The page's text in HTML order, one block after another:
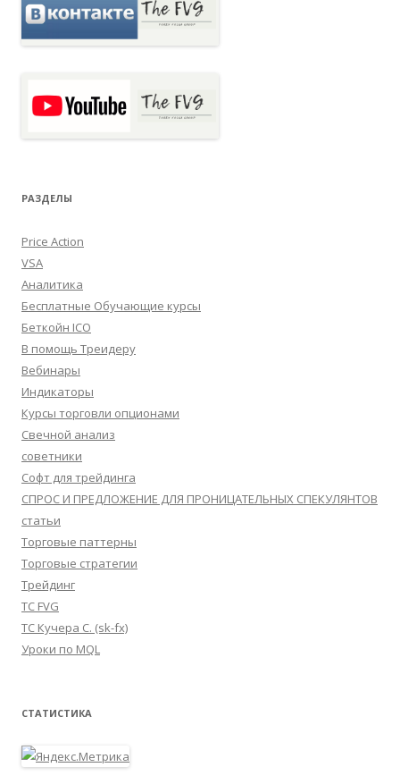
РАЗДЕЛЫ
Price Action
VSA
Аналитика
Бесплатные Обучающие курсы
Беткойн ICO
В помощь Треидеру
Вебинары
Индикаторы
Курсы торговли опционами
Свечной анализ
советники
Софт для трейдинга
СПРОС И ПРЕДЛОЖЕНИЕ ДЛЯ ПРОНИЦАТЕЛЬНЫХ СПЕКУЛЯНТОВ
статьи
Торговые паттерны
Торговые стратегии
Трейдинг
ТС FVG
ТС Кучера С. (sk-fx)
Уроки по MQL
СТАТИСТИКА